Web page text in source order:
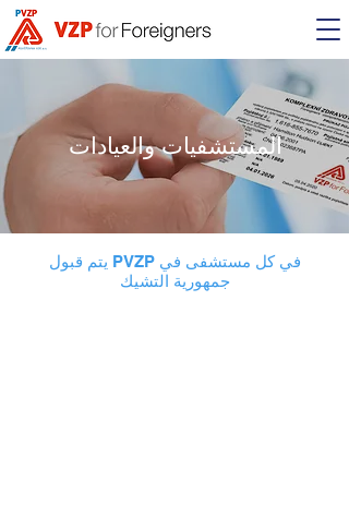
المستشفيات والعيادات
يتم قبول PVZP في كل مستشفى في
جمهورية التشيك